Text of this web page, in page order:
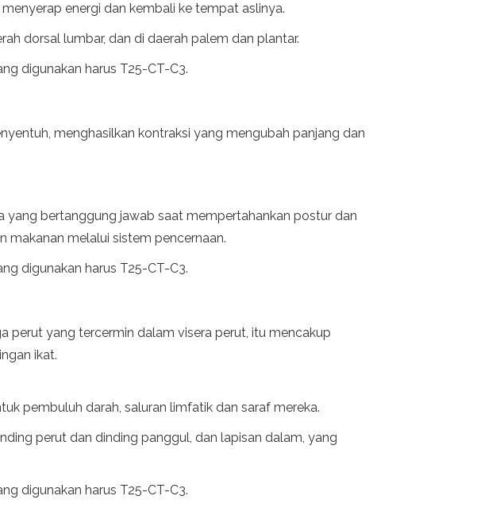
energi dan kembali ke tempat aslinya.
dorsal lumbar, dan di daerah palem dan plantar.
digunakan harus T25-CT-C3.
menghasilkan kontraksi yang mengubah panjang dan
yang bertanggung jawab saat mempertahankan postur dan
makanan melalui sistem pencernaan.
digunakan harus T25-CT-C3.
perut yang tercermin dalam visera perut, itu mencakup
ikat.
pembuluh darah, saluran limfatik dan saraf mereka.
perut dan dinding panggul, dan lapisan dalam, yang
digunakan harus T25-CT-C3.